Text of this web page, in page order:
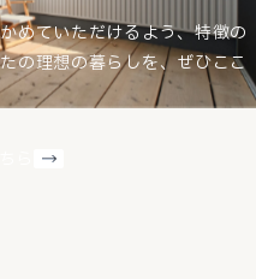
めていただけるよう、特徴の
の理想の暮らしを、ぜひここ